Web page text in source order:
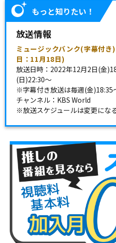
もっと知りたい！
放送情報
ミュージックバンク(字幕付
日：11月18日)
放送日時：2022年12月2日(金
(日)22:30～
※字幕付き放送は毎週(金)18:35
チャンネル：KBS World
※放送スケジュールは変更にな